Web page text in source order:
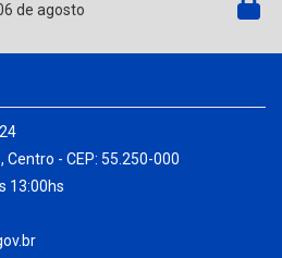
de agosto
Centro - CEP: 55.250-000
13:00hs